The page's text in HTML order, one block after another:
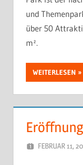
und
über 50
m².
WEITERLESEN
FEBRUAR 11,